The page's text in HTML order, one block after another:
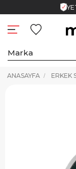
ANASAYFA ERKEK